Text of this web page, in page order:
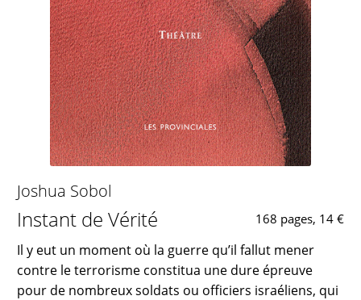
Joshua Sobol
Instant de Vérité 168 pages, 14 €
Il y eut un moment où la guerre qu’il fallut mener
contre le terrorisme constitua une dure épreuve
pour de nombreux soldats ou officiers israéliens, qui